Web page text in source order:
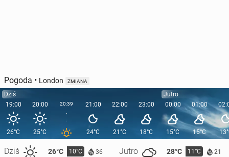
Pogoda • London ZMIANA
Dziś
19:00
26°C
Dziś 26°C 10°C 36 Jutro 28°C 11°C 21
20:00
25°C
20:39 21:00
24°C
22:00
21°C
23:00
18°C
Jutro
00:00
15°C
01:00
15°C